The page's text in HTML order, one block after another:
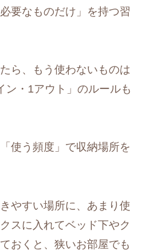
要なものだけ」を持つ習
ら、もう使わないものは
ン・1アウト」のルールも
使う頻度」で収納場所を
やすい場所に、あまり使
スに入れてベッド下やク
おくと、狭いお部屋でも